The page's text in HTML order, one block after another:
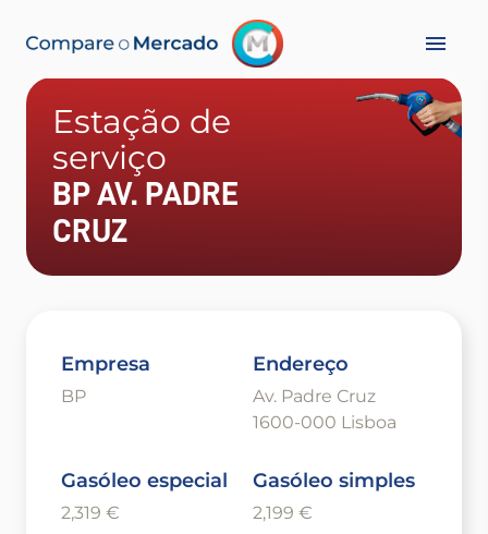
Estação de
serviço
BP AV. PADRE
CRUZ
Empresa
BP
Endereço
Av. Padre Cruz
1600-000 Lisboa
Gasóleo especial
2,319 €
Gasóleo simples
2,199 €